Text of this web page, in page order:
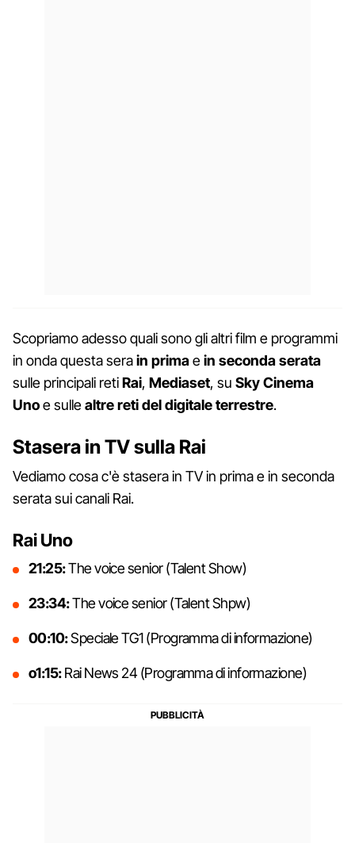
Scopriamo adesso quali sono gli altri film e programmi
in onda questa serain primaein seconda serata
sulle principali retiRai, Mediaset, su Sky Cinema
Unoe sullealtre reti del digitale terrestre.
Stasera in TV sulla Rai
Vediamo cosa c'è stasera in TV in prima e in seconda
serata sui canali Rai.
Rai Uno
21:25:The voice senior (Talent Show)
23:34:The voice senior (Talent Shpw)
00:10:Speciale TG1 (Programma di informazione)
o1:15:Rai News 24 (Programma di informazione)